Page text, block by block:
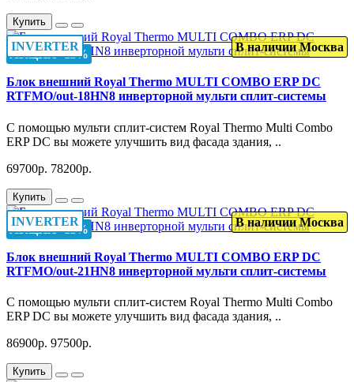
Купить
АКЦИЯ -11%
INVERTER В наличии Москва
Блок внешний Royal Thermo MULTI COMBO ERP DC
RTFMO/out-18HN8 инверторной мульти сплит-системы
C помощью мульти сплит-систем Royal Thermo Multi Combo
ERP DC вы можете улучшить вид фасада здания, ..
69700р. 78200р.
Купить
АКЦИЯ -11%
INVERTER В наличии Москва
Блок внешний Royal Thermo MULTI COMBO ERP DC
RTFMO/out-21HN8 инверторной мульти сплит-системы
C помощью мульти сплит-систем Royal Thermo Multi Combo
ERP DC вы можете улучшить вид фасада здания, ..
86900р. 97500р.
Купить